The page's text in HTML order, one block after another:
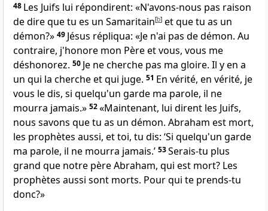
48 Les Juifs lui répondirent: «N'avons-nous pas raison
de dire que tu es un Samaritain[b] et que tu as un
démon?» 49 Jésus répliqua: «Je n'ai pas de démon. Au
contraire, j'honore mon Père et vous, vous me
déshonorez. 50 Je ne cherche pas ma gloire. Il y en a
un qui la cherche et qui juge. 51 En vérité, en vérité, je
vous le dis, si quelqu'un garde ma parole, il ne
mourra jamais.» 52«Maintenant, lui dirent les Juifs,
nous savons que tu as un démon. Abraham est mort,
les prophètes aussi, et toi, tu dis: ‘Si quelqu'un garde
ma parole, il ne mourra jamais.’ 53Serais-tu plus
grand que notre père Abraham, qui est mort? Les
prophètes aussi sont morts. Pour qui te prends-tu
donc?»